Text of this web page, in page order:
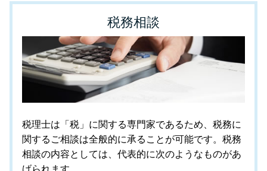
税務相談
税理士は「税」に関する専門家であるため、税務に
関するご相談は全般的に承ることが可能です。税務
相談の内容としては、代表的に次のようなものがあ
げられます。